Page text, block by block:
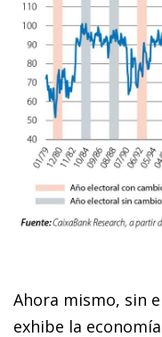
Ahora mismo, sin
exhibe la